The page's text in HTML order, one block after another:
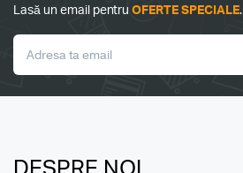
Lasă un email pentruOFERTE SPECIALE.